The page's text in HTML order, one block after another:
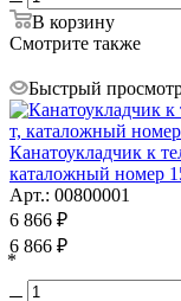
В корзину
Смотрите также
Быстрый
Канатоукладчик к
каталожный номер
Арт.: 00800001
6 866 ₽
6 866 ₽
*